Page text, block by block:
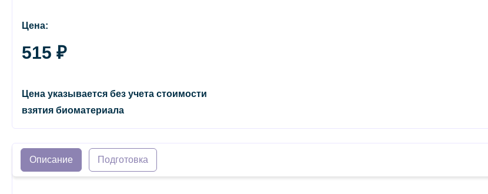
Цена:
515 ₽
Цена указывается без учета стоимости
взятия биоматериала
Описание Подготовка